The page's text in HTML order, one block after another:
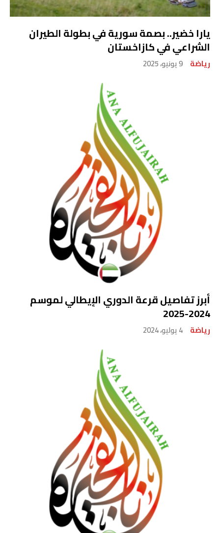
يارا خضير.. بصمة سورية في بطولة الطيران
الشراعي في كازاخستان
رياضة 9 يونيو، 2025
أبرز تفاصيل قرعة الدوري الإيطالي لموسم
2024-2025
رياضة 4 يوليو، 2024